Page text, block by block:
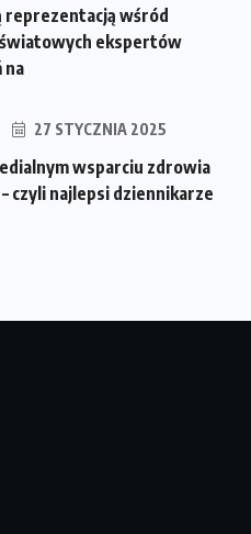
reprezentacją wśród
ekspertów
na
27 STYCZNIA 2025
wsparciu zdrowia
czyli najlepsi dziennikarze